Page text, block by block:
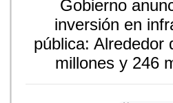
Gobierno
inversión en
pública: Alrededor
millones y 246